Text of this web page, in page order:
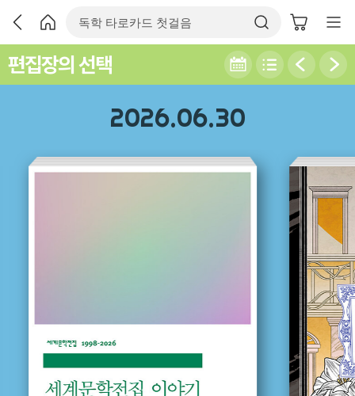
편집장의 선택
2026.06.30